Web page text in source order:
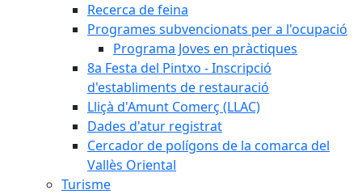
Recerca de feina
Programes subvencionats per a l'ocupació
Programa Joves en pràctiques
8a Festa del Pintxo - Inscripció
d'establiments de restauració
Lliçà d'Amunt Comerç (LLAC)
Dades d'atur registrat
Cercador de polígons de la comarca del
Vallès Oriental
Turisme